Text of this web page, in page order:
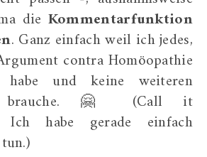
die Kommentarfunktion
. Ganz einfach weil ich jedes,
contra Homöopathie
habe und keine weiteren
brauche. 🤗 (Call it
Ich habe gerade einfach